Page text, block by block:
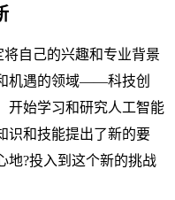
自己的兴趣和专业背景
机遇的领域——科技创
开始学习和研究人工智能
识和技能提出了新的要
地?投入到这个新的挑战